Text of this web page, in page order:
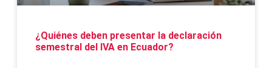
¿Quiénes deben presentar la declaración
semestral del IVA en Ecuador?